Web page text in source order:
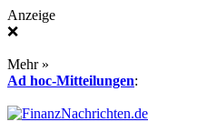
Anzeige
❌
Mehr »
Ad hoc-Mitteilungen: